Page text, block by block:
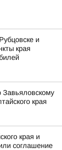
и
края
края
края и
соглашение